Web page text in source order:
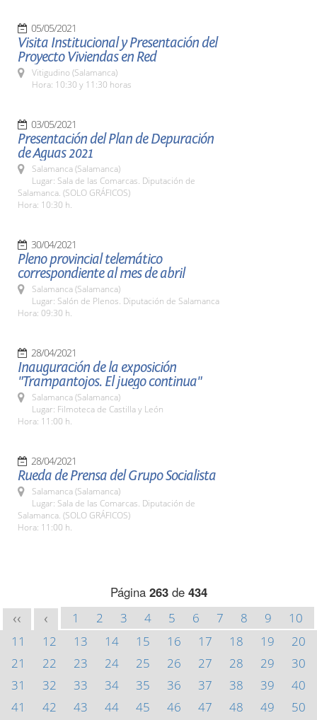
05/05/2021
Visita Institucional y Presentación del
Proyecto Viviendas en Red
Vitigudino (Salamanca)
Hora: 10:30 y 11:30 horas
03/05/2021
Presentación del Plan de Depuración
de Aguas 2021
Salamanca (Salamanca)
Lugar: Sala de las Comarcas. Diputación de
Salamanca. (SOLO GRÁFICOS)
Hora: 10:30 h.
30/04/2021
Pleno provincial telemático
correspondiente al mes de abril
Salamanca (Salamanca)
Lugar: Salón de Plenos. Diputación de Salamanca
Hora: 09:30 h.
28/04/2021
Inauguración de la exposición
"Trampantojos. El juego continua"
Salamanca (Salamanca)
Lugar: Filmoteca de Castilla y León
Hora: 11:00 h.
28/04/2021
Rueda de Prensa del Grupo Socialista
Salamanca (Salamanca)
Lugar: Sala de las Comarcas. Diputación de
Salamanca. (SOLO GRÁFICOS)
Hora: 11:00 h.
Página 263de 434
<< < 1 2 3 4 5 6 7 8 9
10
11
12 13 14 15 16 17 18 19
20
21
22 23 24 25 26 27 28 29
30
31
32 33 34 35 36 37 38 39
40
41
42 43 44 45 46 47 48 49
50